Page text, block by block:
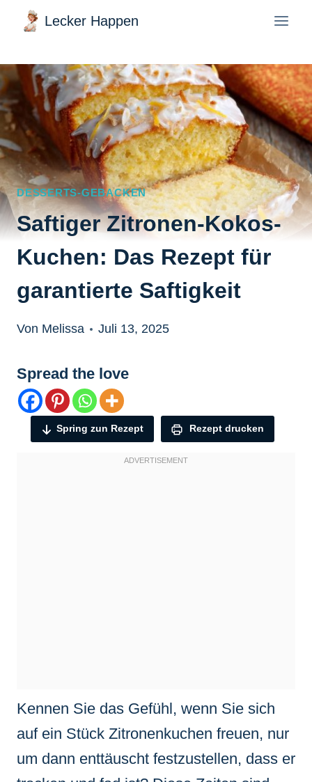
Zum
Inhalt
springen
Lecker Happen
DESSERTS-GEBACKEN
Saftiger Zitronen-Kokos-
Kuchen: Das Rezept für
garantierte Saftigkeit
Von Melissa Juli 13, 2025
Spread the love
Spring zun Rezept Rezept drucken
Kennen Sie das Gefühl, wenn Sie sich
auf ein Stück Zitronenkuchen freuen, nur
um dann enttäuscht festzustellen, dass er